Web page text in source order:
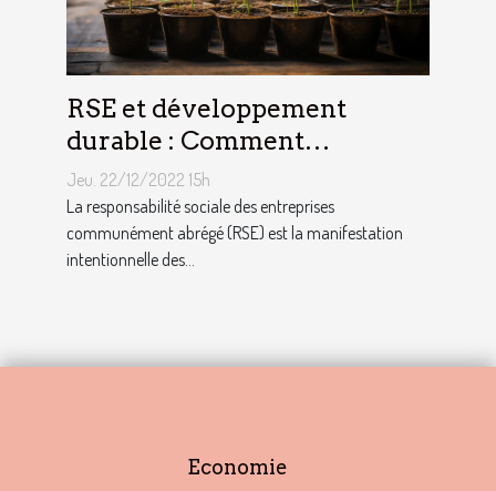
RSE et développement
durable : Comment
décrocher vite un emploi
avec ce profil ?
Jeu. 22/12/2022 15h
La responsabilité sociale des entreprises
communément abrégé (RSE) est la manifestation
intentionnelle des...
Economie